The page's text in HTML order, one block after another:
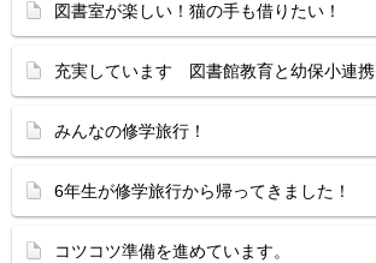
図書室が楽しい！猫の手も借りたい！
充実しています 図書館教育と幼保小連携
みんなの修学旅行！
6年生が修学旅行から帰ってきました！
コツコツ準備を進めています。